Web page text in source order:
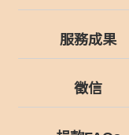
服務成果
徵信